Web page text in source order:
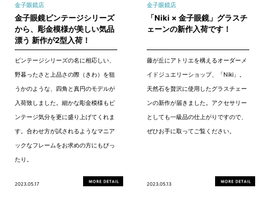
金子眼鏡店
金子眼鏡ビンテージシリーズ
から、彫金模様が美しい気品
漂う 新作が2型入荷！
ビンテージシリーズの名に相応しい、
野暮ったさと上品さの際（きわ）を狙
うかのような、四角と真円のモデルが
入荷致しました。細かな彫金模様もビ
ンテージ気分を更に盛り上げてくれま
す。合わせ方が試されるようなマニア
ックなフレームをお求めの方にもぴっ
たり。
2023.05.17
金子眼鏡店
「Niki × 金子眼鏡」グラスチ
ェーンの新作入荷です！
藤が丘にアトリエを構えるオーダーメ
イドジュエリーショップ、「Niki」。
天然石を贅沢に使用したグラスチェー
ンの新作が届きました。アクセサリー
としても一級品の仕上がりですので、
ぜひお手に取ってご覧ください。
2023.05.13